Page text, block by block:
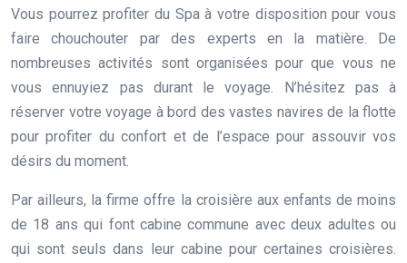
Vous pourrez profiter du Spa à votre disposition pour vous
faire chouchouter par des experts en la matière. De
nombreuses activités sont organisées pour que vous ne
vous ennuyiez pas durant le voyage. N’hésitez pas à
réserver votre voyage à bord des vastes navires de la flotte
pour profiter du confort et de l’espace pour assouvir vos
désirs du moment.
Par ailleurs, la firme offre la croisière aux enfants de moins
de 18 ans qui font cabine commune avec deux adultes ou
qui sont seuls dans leur cabine pour certaines croisières.